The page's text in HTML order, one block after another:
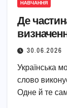
НАВЧАННЯ
Де
30.06.2026
Українська
слово
Одне й те